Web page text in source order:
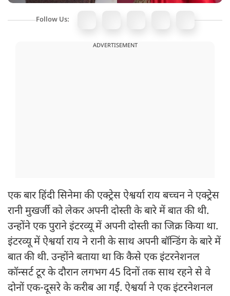
Follow Us:
ADVERTISEMENT
एक बार हिंदी सिनेमा की एक्ट्रेस ऐश्वर्या राय बच्चन ने एक्ट्रेस
रानी मुखर्जी को लेकर अपनी दोस्ती के बारे में बात की थी.
उन्होंने एक पुराने इंटरव्यू में अपनी दोस्ती का जिक्र किया था.
इंटरव्यू में ऐश्वर्या राय ने रानी के साथ अपनी बॉन्डिंग के बारे में
बात की थी. उन्होंने बताया था कि कैसे एक इंटरनेशनल
कॉन्सर्ट टूर के दौरान लगभग 45 दिनों तक साथ रहने से वे
दोनों एक-दूसरे के करीब आ गईं. ऐश्वर्या ने एक इंटरनेशनल